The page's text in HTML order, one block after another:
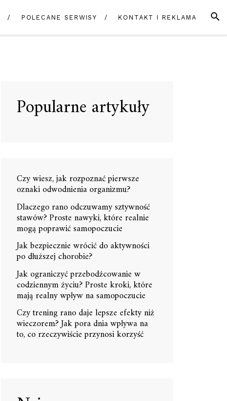
POLECANE SERWISY KONTAKT I REKLAMA
Popularne artykuły
Czy wiesz, jak rozpoznać pierwsze
oznaki odwodnienia organizmu?
Dlaczego rano odczuwamy sztywność
stawów? Proste nawyki, które realnie
mogą poprawić samopoczucie
Jak bezpiecznie wrócić do aktywności
po dłuższej chorobie?
Jak ograniczyć przebodźcowanie w
codziennym życiu? Proste kroki, które
mają realny wpływ na samopoczucie
Czy trening rano daje lepsze efekty niż
wieczorem? Jak pora dnia wpływa na
to, co rzeczywiście przynosi korzyść